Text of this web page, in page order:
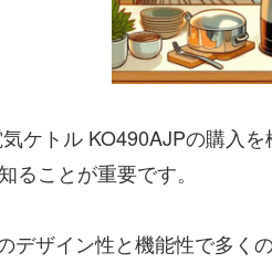
ケトル KO490AJPの購入
ることが重要です。
デザイン性と機能性で多く